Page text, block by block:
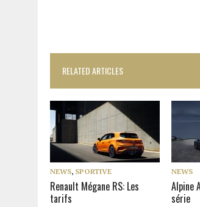
RELATED ARTICLES
NEWS, SPORTIVE
Renault Mégane RS: Les
tarifs
NEWS
Alpine
série